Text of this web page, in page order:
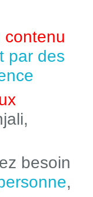
contenu
par des
besoin
,